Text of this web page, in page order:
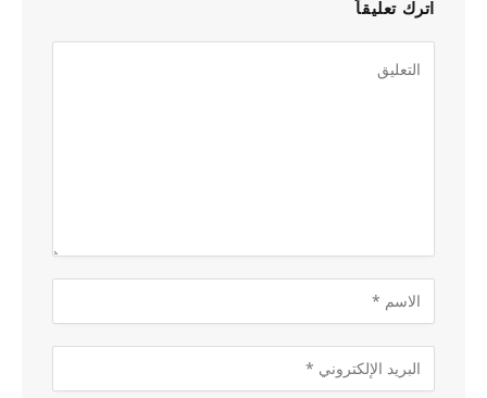
اترك تعليقاً